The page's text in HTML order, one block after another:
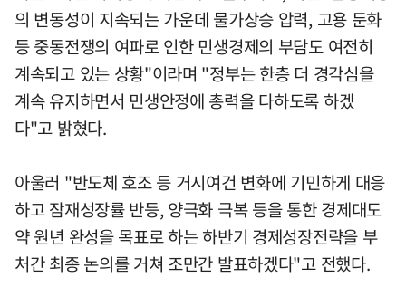
의 변동성이 지속되는 가운데 물가상승 압력, 고용 둔화
등 중동전쟁의 여파로 인한 민생경제의 부담도 여전히
계속되고 있는 상황"이라며 "정부는 한층 더 경각심을
계속 유지하면서 민생안정에 총력을 다하도록 하겠
다"고 밝혔다.
아울러 "반도체 호조 등 거시여건 변화에 기민하게 대응
하고 잠재성장률 반등, 양극화 극복 등을 통한 경제대도
약 원년 완성을 목표로 하는 하반기 경제성장전략을 부
처간 최종 논의를 거쳐 조만간 발표하겠다"고 전했다.